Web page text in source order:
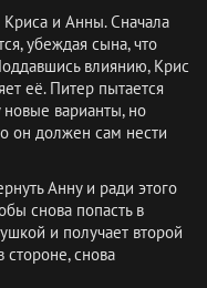
и Анны. Сначала
убеждая сына, что
влиянию, Крис
её. Питер пытается
новые варианты, но
он должен сам нести
Анну и ради этого
снова попасть в
и получает второй
стороне, снова